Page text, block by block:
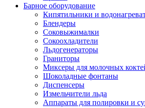
Барное оборудование
Кипятильники и
Блендеры
Соковыжималки
Сокоохладители
Льдогенераторы
Граниторы
Миксеры для молочных
Шоколадные фонтаны
Диспенсеры
Измельчители льда
Аппараты для полировки и